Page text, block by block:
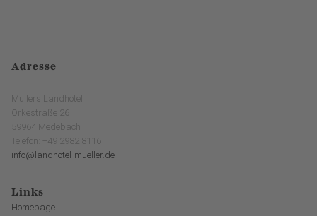
Adresse
Müllers Landhotel
Orkestraße 26
59964 Medebach
Telefon: +49 2982 8116
info@landhotel-mueller.de
Links
Homepage